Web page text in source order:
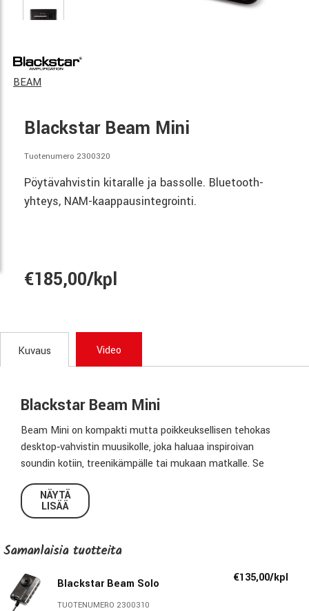
BEAM
Blackstar Beam Mini
Tuotenumero 2300320
Pöytävahvistin kitaralle ja bassolle. Bluetooth-
yhteys, NAM-kaappausintegrointi.
€185,00/kpl
Kuvaus Video
Blackstar Beam Mini
Beam Mini on kompakti mutta poikkeuksellisen tehokas
desktop‑vahvistin muusikolle, joka haluaa inspiroivan
soundin kotiin, treenikämpälle tai mukaan matkalle. Se
tarjoaa responsiivisen, luonnollisen ja iskevän äänen
sähkökitaralle, bassolle ja akustiselle kitaralle. Blackstarin
pitkä kokemus vahvistinsuunnittelusta yhdistyy moderniin
helposti mukana kulkevassa muodossa.
Tuotekuvaus
Beam Mini on ensimmäinen laatuaan, jossa on täysi Neural
NÄYTÄ
LISÄÄ
Samanlaisia ​​tuotteita
Blackstar Beam Solo
TUOTENUMERO 2300310
€135,00/kpl